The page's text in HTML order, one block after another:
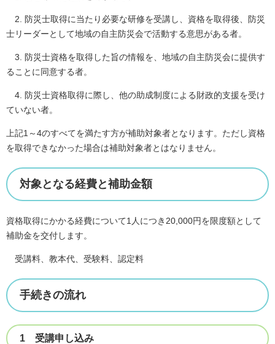
2. 防災士取得に当たり必要な研修を受講し、資格を取得後、防災
士リーダーとして地域の自主防災会で活動する意思がある者。
3. 防災士資格を取得した旨の情報を、地域の自主防災会に提供す
ることに同意する者。
4. 防災士資格取得に際し、他の助成制度による財政的支援を受け
ていない者。
上記1～4のすべてを満たす方が補助対象者となります。ただし資格
を取得できなかった場合は補助対象者とはなりません。
対象となる経費と補助金額
資格取得にかかる経費について1人につき20,000円を限度額として
補助金を交付します。
受講料、教本代、受験料、認定料
手続きの流れ
1 受講申し込み